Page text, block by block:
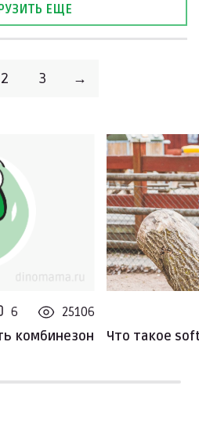
ЕЩЕ
2 3
→
6
25106
комбинезон
Что такое